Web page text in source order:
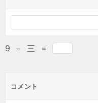
9 − 三 =
コメント